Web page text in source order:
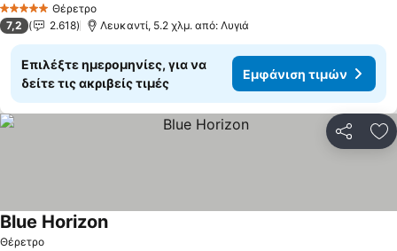
5 Αστέρια Θέρετρο
7,2 2.618 Λευκαντί, 5.2 χλμ. από: Λυγιά
Επιλέξτε ημερομηνίες, για να
δείτε τις ακριβείς τιμές
Εμφάνιση τιμών
Θέρετρο
Blue Horizon